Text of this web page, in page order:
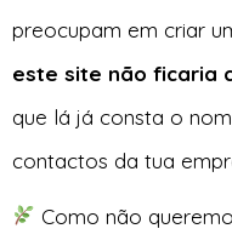
preocupam em criar
este site não ficaria
que lá já consta o
contactos da tua
Como não